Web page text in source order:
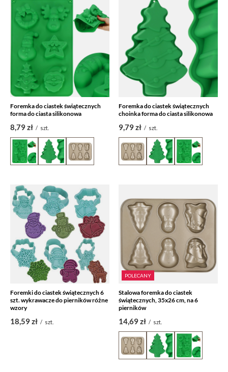
Foremka do ciastek świątecznych
forma do ciasta silikonowa
8,79 zł / szt.
Foremka do ciastek świątecznych
choinka forma do ciasta silikonowa
9,79 zł / szt.
Foremki do ciastek świątecznych 6
szt. wykrawacze do pierników różne
wzory
18,59 zł / szt.
POLECANY
Stalowa foremka do ciastek
świątecznych, 35x26 cm, na 6
pierników
14,69 zł / szt.